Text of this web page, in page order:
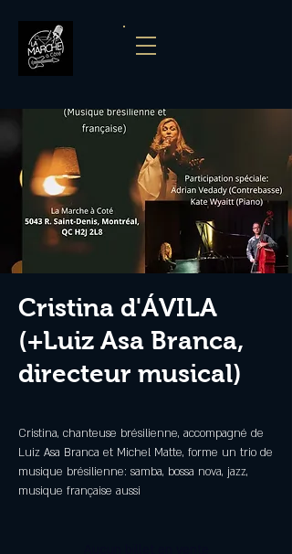
Cristina d'ÁVILA
(+Luiz Asa Branca,
directeur musical)
Cristina, chanteuse brésilienne, accompagné de
Luiz Asa Branca et Michel Matte, forme un trio de
musique brésilienne: samba, bossa nova, jazz,
musique française aussi